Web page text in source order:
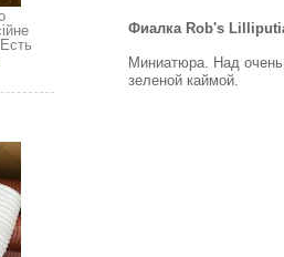
Фиалка Rob's
Миниатюра. Над
зеленой каймой.